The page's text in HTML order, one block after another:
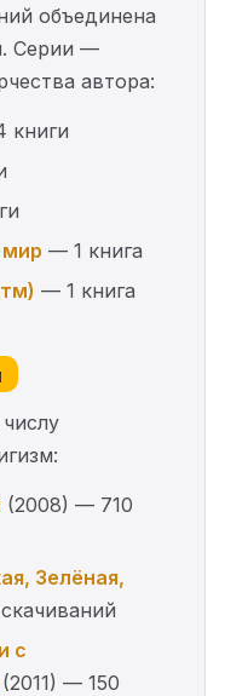
объединена
Серии —
автора:
книги
— 1 книга
— 1 книга
(2008) — 710
Зелёная,
с
(2011) — 150